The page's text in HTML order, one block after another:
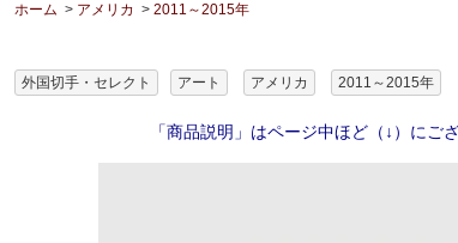
ホーム > アメリカ > 2011～2015年
外国切手・セレクト アート アメリカ 2011～2015年
「商品説明」はページ中ほど（↓）にご